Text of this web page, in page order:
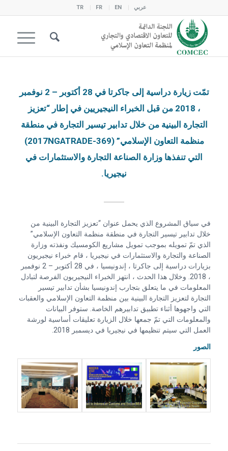
عربي EN
FR
TR
تمّت زيارة دراسية إلى جاكرتا في 28 أكتوبر – 2 نوفمبر
، 2018 من قبل الخبراء النيجيريين في إطار “تعزيز
التجارة البينية من خلال تدابير تيسير التجارة في منطقة
منظمة التعاون الإسلامي” (2017NGATRADE-369)
التي تنفذها وزارة الصناعة التجارة والاستثمارات في
نيجيريا.
في سياق المشروع الذي يحمل عنوان “تعزيز التجارة البينية من
خلال تدابير تيسير التجارة في منطقة منظمة التعاون الإسلامي”
الذي تمّ تمويله بموجب تمويل مشاريع الكومسيك ونفذته وزارة
الصناعة والتجارة والاستثمارات في نيجيريا ، قام خبراء نيجيريون
بزيارات دراسية إلى جاكرتا ، إندونيسيا ، في 28 أكتوبر – 2 نوفمبر
، 2018. وخلال هذا الحدث ، انتهز الخبراء النيجيريون الفرصة لتبادل
المعلومات في ما يتعلق بتجارب إندونيسيا بشأن تدابير تيسير
التجارة لتعزيز التجارة البينية بين منظمة التعاون الإسلامي والعقبات
التي واجهوها أثناء تطبيق تدابيرهم الخاصة. ستوفر البيانات
والمعلومات التي تمّ جمعها خلال الزيارة تعليقات أساسية لورشة
العمل التي سيتم تنظيمها في نيجيريا في ديسمبر 2018.
الصور